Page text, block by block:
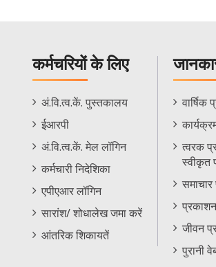
कर्मचरियों के लिए
Staff
Footer
Menu
अं.वि.त्व.कें. पुस्तकालय
ईआरपी
अं.वि.त्व.कें. मेल लॉगिन
कर्मचारी निदेशिका
एपीएआर लॉगिन
सारांश/ शोधालेख जमा करें
आंतरिक शिकायतें
Menu
वार्षिक
त्वरक
स्वीकृत
जीवन
पुरानी